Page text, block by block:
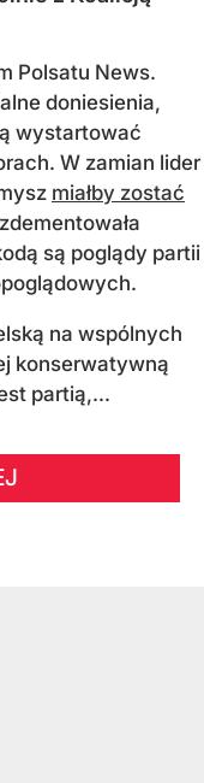
Polsatu News.
doniesienia,
wystartować
W zamian lider
miałby zostać
są poglądy partii
na wspólnych
konserwatywną
partią,...